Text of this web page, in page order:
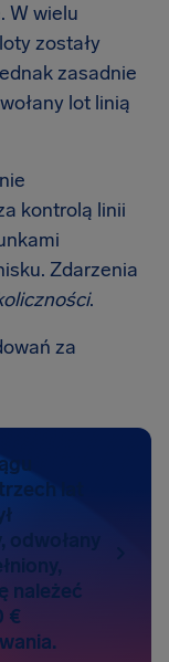
W wielu
zostały
zasadnie
lot linią
kontrolą linii
Zdarzenia
.
za
lat
należeć
€